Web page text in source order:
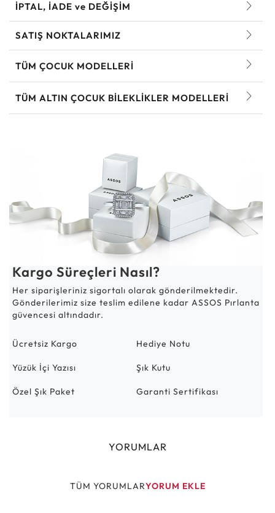
İPTAL, İADE ve DEĞİŞİM
SATIŞ NOKTALARIMIZ
TÜM ÇOCUK MODELLERI
TÜM ALTIN ÇOCUK BILEKLIKLER MODELLERI
Kargo Süreçleri Nasıl?
Her siparişleriniz sigortalı olarak gönderilmektedir.
Gönderilerimiz size teslim edilene kadar ASSOS Pırlanta
güvencesi altındadır.
Ücretsiz Kargo Hediye Notu
Yüzük İçi Yazısı Şık Kutu
Özel Şık Paket Garanti Sertifikası
YORUMLAR
TÜM YORUMLARYORUM EKLE